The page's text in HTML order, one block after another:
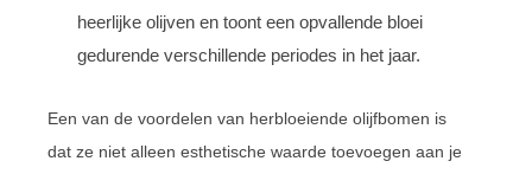
heerlijke olijven en toont een opvallende bloei
gedurende verschillende periodes in het jaar.
Een van de voordelen van herbloeiende olijfbomen is
dat ze niet alleen esthetische waarde toevoegen aan je